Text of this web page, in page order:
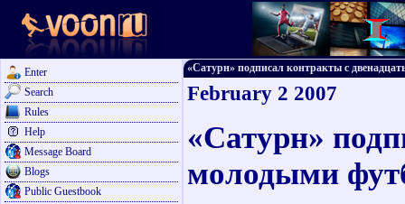
Enter
Search
Rules
Help
Message Board
Blogs
Public Guestbook
«Сатурн» подписал контракты с
February 2 2007
«Сатурн»
молодыми